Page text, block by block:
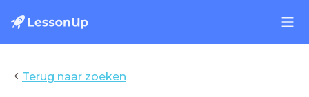
‹ Terug naar zoeken